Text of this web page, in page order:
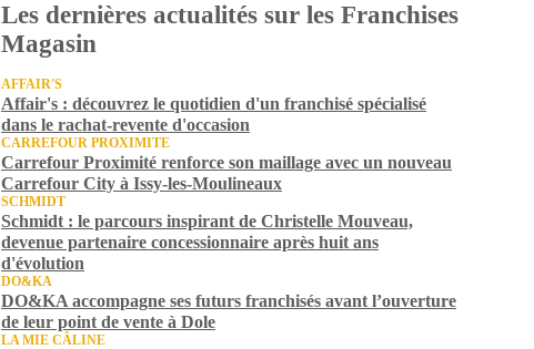
Les dernières actualités sur les Franchises
Magasin
AFFAIR'S
Affair's : découvrez le quotidien d'un franchisé spécialisé
dans le rachat-revente d'occasion
CARREFOUR PROXIMITE
Carrefour Proximité renforce son maillage avec un nouveau
Carrefour City à Issy-les-Moulineaux
SCHMIDT
Schmidt : le parcours inspirant de Christelle Mouveau,
devenue partenaire concessionnaire après huit ans
d'évolution
DO&KA
DO&KA accompagne ses futurs franchisés avant l’ouverture
de leur point de vente à Dole
LA MIE CÂLINE